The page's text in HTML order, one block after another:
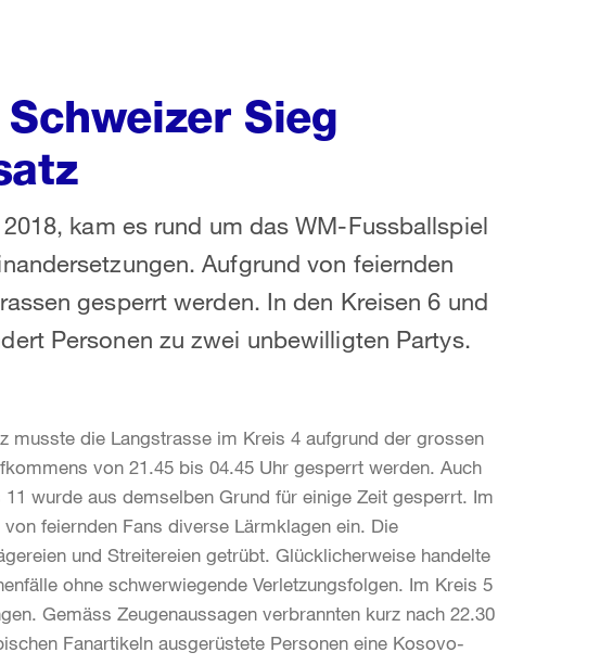
Sieg
kam es rund um das WM-Fussballspiel
Aufgrund von feiernden
gesperrt werden. In den Kreisen 6 und
Personen zu zwei unbewilligten Partys.
musste die Langstrasse im Kreis 4 aufgrund der grossen
von 21.45 bis 04.45 Uhr gesperrt werden. Auch
wurde aus demselben Grund für einige Zeit gesperrt. Im
feiernden Fans diverse Lärmklagen ein. Die
und Streitereien getrübt. Glücklicherweise handelte
ohne schwerwiegende Verletzungsfolgen. Im Kreis 5
Gemäss Zeugenaussagen verbrannten kurz nach 22.30
Fanartikeln ausgerüstete Personen eine Kosovo-